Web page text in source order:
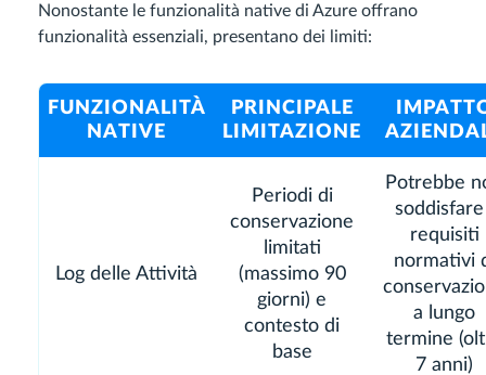
Nonostante le funzionalità native di Azure offrano
funzionalità essenziali, presentano dei limiti:
FUNZIONALITÀ
NATIVE
PRINCIPALE
LIMITAZIONE
Log delle Attività
Periodi di
conservazione
limitati
(massimo 90
giorni) e
contesto di
base
Potrebbe
requisiti
normativi
a lungo
termine
7 anni)